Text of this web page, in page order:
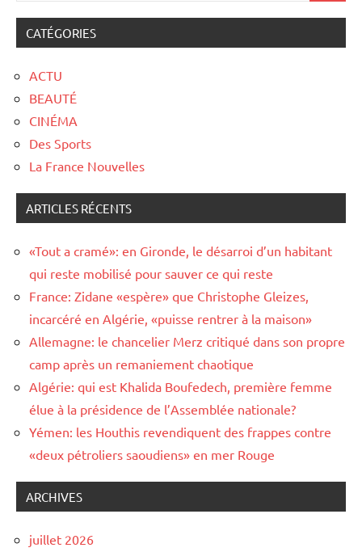
CATÉGORIES
ACTU
BEAUTÉ
CINÉMA
Des Sports
La France Nouvelles
ARTICLES RÉCENTS
«Tout a cramé»: en Gironde, le désarroi d’un habitant
qui reste mobilisé pour sauver ce qui reste
France: Zidane «espère» que Christophe Gleizes,
incarcéré en Algérie, «puisse rentrer à la maison»
Allemagne: le chancelier Merz critiqué dans son propre
camp après un remaniement chaotique
Algérie: qui est Khalida Boufedech, première femme
élue à la présidence de l’Assemblée nationale?
Yémen: les Houthis revendiquent des frappes contre
«deux pétroliers saoudiens» en mer Rouge
ARCHIVES
juillet 2026